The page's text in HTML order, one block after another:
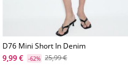
D76 Mini Short In Denim
9,99 €
-62% 25,99 €